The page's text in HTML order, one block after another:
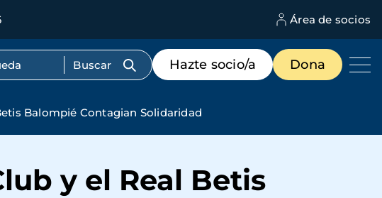
Área de socios
Menú
de
destacados
Hazte socio/a Dona
Balompié Contagian Solidaridad
y el Real Betis